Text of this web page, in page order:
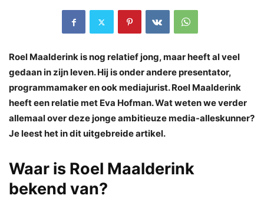
Roel Maalderink is nog relatief jong, maar heeft al veel
gedaan in zijn leven. Hij is onder andere presentator,
programmamaker en ook mediajurist. Roel Maalderink
heeft een relatie met Eva Hofman. Wat weten we verder
allemaal over deze jonge ambitieuze media-alleskunner?
Je leest het in dit uitgebreide artikel.
Waar is Roel Maalderink
bekend van?